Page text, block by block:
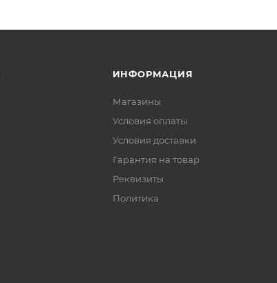
ИНФОРМАЦИЯ
Магазины
Условия оплаты
Условия доставки
Гарантия на товар
Реквизиты
Политика